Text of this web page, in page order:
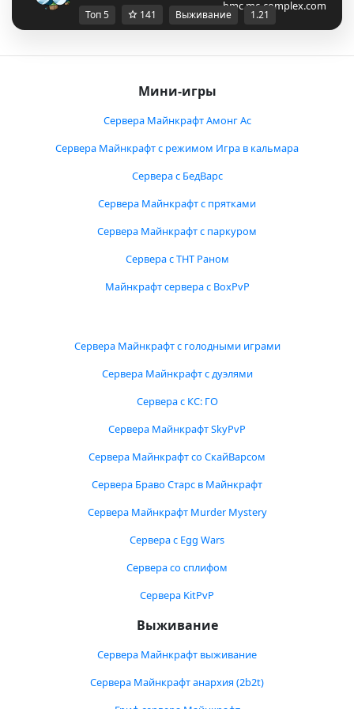
bmc.mc-complex.com
Топ 5 141 Выживание 1.21
Мини-игры
Сервера Майнкрафт Амонг Ас
Сервера Майнкрафт с режимом Игра в кальмара
Сервера с БедВарс
Сервера Майнкрафт с прятками
Сервера Майнкрафт с паркуром
Сервера с ТНТ Раном
Майнкрафт сервера с BoxPvP
Сервера Майнкрафт с голодными играми
Сервера Майнкрафт с дуэлями
Сервера с КС: ГО
Сервера Майнкрафт SkyPvP
Сервера Майнкрафт со СкайВарсом
Сервера Браво Старс в Майнкрафт
Сервера Майнкрафт Murder Mystery
Сервера с Egg Wars
Сервера со сплифом
Сервера KitPvP
Выживание
Сервера Майнкрафт выживание
Сервера Майнкрафт анархия (2b2t)